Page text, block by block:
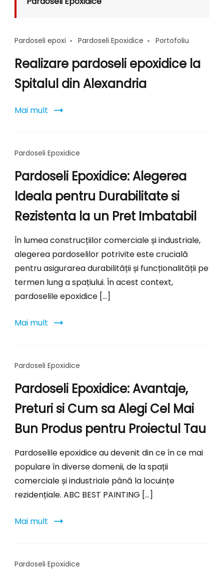
Pardoseli epoxi Pardoseli Epoxidice Portofoliu
Realizare pardoseli epoxidice la
Spitalul din Alexandria
Mai mult
Pardoseli Epoxidice
Pardoseli Epoxidice: Alegerea
Ideala pentru Durabilitate si
Rezistenta la un Pret Imbatabil
În lumea construcțiilor comerciale și industriale,
alegerea pardoselilor potrivite este crucială
pentru asigurarea durabilității și funcționalității pe
termen lung a spațiului. În acest context,
pardoselile epoxidice […]
Mai mult
Pardoseli Epoxidice
Pardoseli Epoxidice: Avantaje,
Preturi si Cum sa Alegi Cel Mai
Bun Produs pentru Proiectul Tau
Pardoselile epoxidice au devenit din ce în ce mai
populare în diverse domenii, de la spații
comerciale și industriale până la locuințe
rezidențiale. ABC BEST PAINTING […]
Mai mult
Pardoseli Epoxidice